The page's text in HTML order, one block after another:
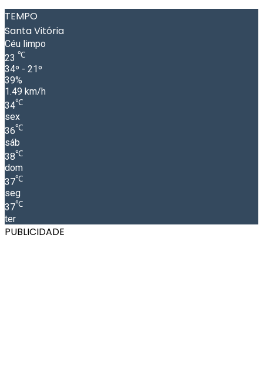
TEMPO
Santa Vitória
Céu limpo
23 ℃
34º - 21º
39%
1.49 km/h
34℃
sex
36℃
sáb
38℃
dom
37℃
seg
37℃
ter
PUBLICIDADE